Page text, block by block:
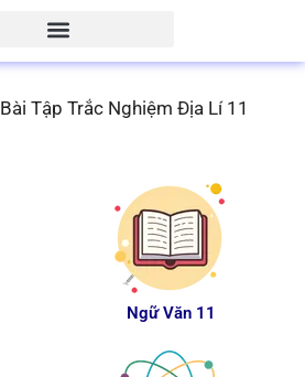
Bài Tập Trắc Nghiệm Địa Lí 11
Ngữ Văn 11